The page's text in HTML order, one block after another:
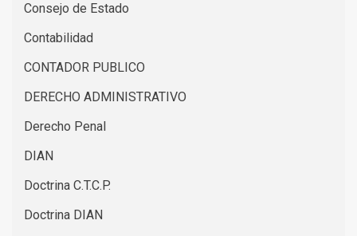
Consejo de Estado
Contabilidad
CONTADOR PUBLICO
DERECHO ADMINISTRATIVO
Derecho Penal
DIAN
Doctrina C.T.C.P.
Doctrina DIAN